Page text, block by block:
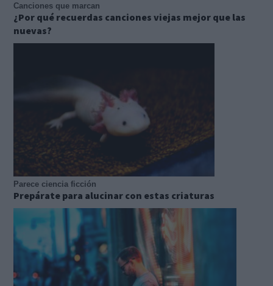
Canciones que marcan
¿Por qué recuerdas canciones viejas mejor que las
nuevas?
Parece ciencia ficción
Prepárate para alucinar con estas criaturas